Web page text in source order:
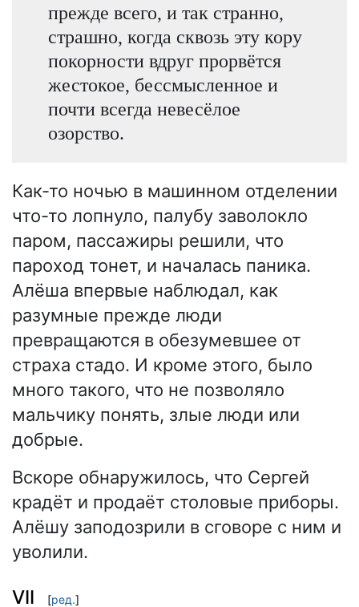
прежде всего, и так странно,
страшно, когда сквозь эту кору
покорности вдруг прорвётся
жестокое, бессмысленное и
почти всегда невесёлое
озорство.
Как-то ночью в машинном отделении
что-то лопнуло, палубу заволокло
паром, пассажиры решили, что
пароход тонет, и началась паника.
Алёша впервые наблюдал, как
разумные прежде люди
превращаются в обезумевшее от
страха стадо. И кроме этого, было
много такого, что не позволяло
мальчику понять, злые люди или
добрые.
Вскоре обнаружилось, что Сергей
крадёт и продаёт столовые приборы.
Алёшу заподозрили в сговоре с ним и
уволили.
VII [ред.]